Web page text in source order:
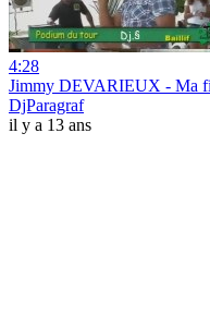
4:28
Jimmy DEVARIEUX - Ma
DjParagraf
il y a 13 ans